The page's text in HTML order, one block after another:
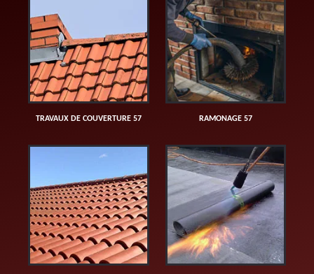
TRAVAUX DE COUVERTURE 57 RAMONAGE 57